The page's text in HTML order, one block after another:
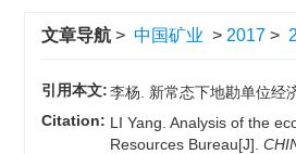
文章导航 > 中国矿业 > 2017 >
引用本文:李杨. 新常态下地勘单位经
Citation: LI Yang. Analysis of the
Resources Bureau[J].